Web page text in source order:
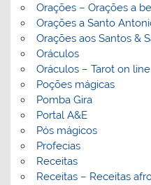
Orações – Orações a
Orações a Santo
Orações aos Santos &
Oráculos
Oráculos – Tarot on line
Poções mágicas
Pomba Gira
Portal A&E
Pós mágicos
Profecias
Receitas
Receitas – Receitas